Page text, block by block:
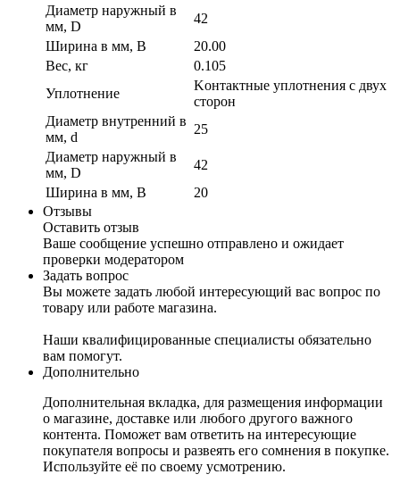
Диаметр наружный в
мм, D
42
Ширина в мм, B
20.00
Вес, кг
0.105
Уплотнение
Kонтактные уплотнения с двух
сторон
Диаметр внутренний в
мм, d
25
Диаметр наружный в
мм, D
42
Ширина в мм, B
20
Отзывы
Оставить отзыв
Ваше сообщение успешно отправлено и ожидает
проверки модератором
Задать вопрос
Вы можете задать любой интересующий вас вопрос по
товару или работе магазина.
Наши квалифицированные специалисты обязательно
вам помогут.
Дополнительно
Дополнительная вкладка, для размещения информации
о магазине, доставке или любого другого важного
контента. Поможет вам ответить на интересующие
покупателя вопросы и развеять его сомнения в покупке.
Используйте её по своему усмотрению.